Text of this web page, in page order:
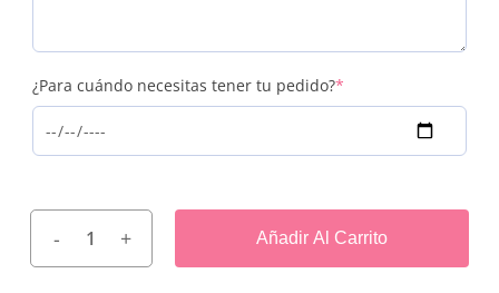
¿Para cuándo necesitas tener tu pedido?*(required)
Añadir Al Carrito